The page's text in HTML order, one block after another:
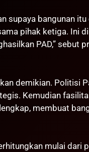
supaya bangunan
pihak ketiga. Ini
PAD,” sebut
demikian. Politisi
Kemudian
membuat
mulai dari